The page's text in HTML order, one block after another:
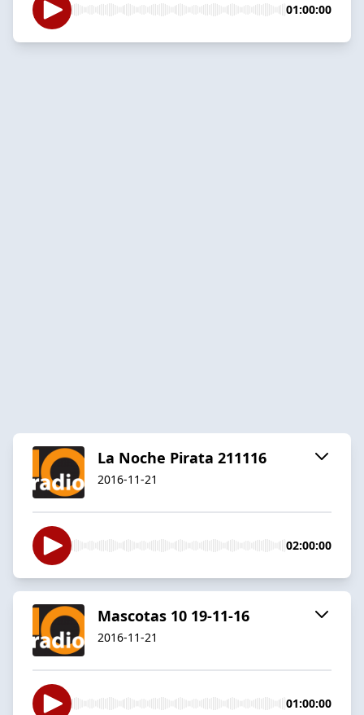
01:00:00
La Noche Pirata 211116
2016-11-21
02:00:00
Mascotas 10 19-11-16
2016-11-21
01:00:00